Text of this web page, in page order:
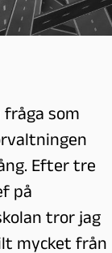
fråga som
Efter tre
på
tror jag
mycket från